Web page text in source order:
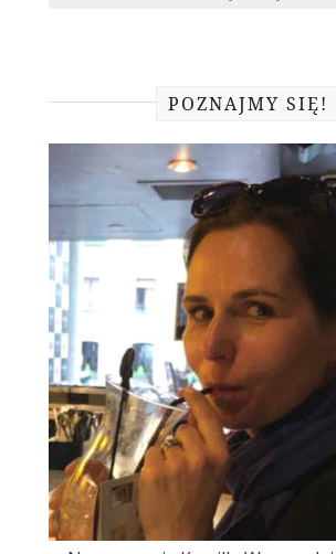
POZNAJMY SIĘ!